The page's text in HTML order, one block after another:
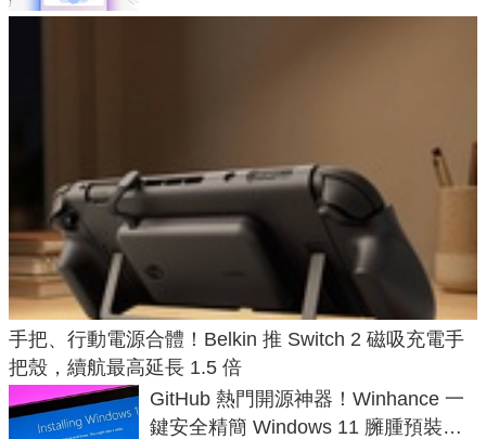
手把、行動電源合體！Belkin 推 Switch 2 磁吸充電手
把殼，續航最高延長 1.5 倍
GitHub 熱門開源神器！Winhance 一
鍵安全精簡 Windows 11 臃腫預裝軟